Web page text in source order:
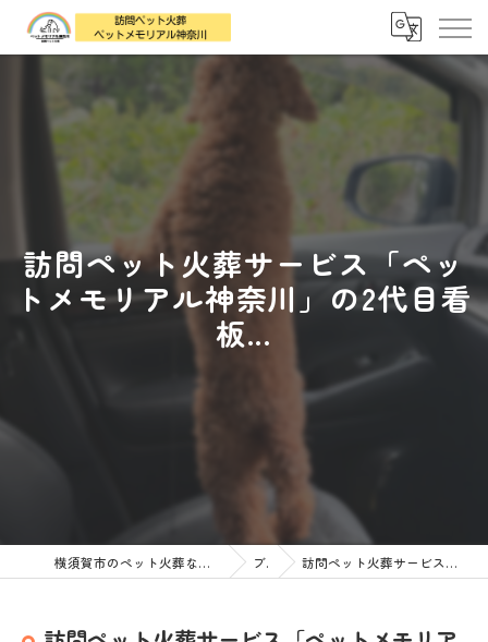
訪問ペット火葬サービス「ペッ
トメモリアル神奈川」の2代目看
板...
横須賀市のペット火葬なら訪問ペット火葬 ペットメモリアル神奈川 ブログ 訪問ペット火葬サービス「ペットメモリアル神奈川」の2代目看板...